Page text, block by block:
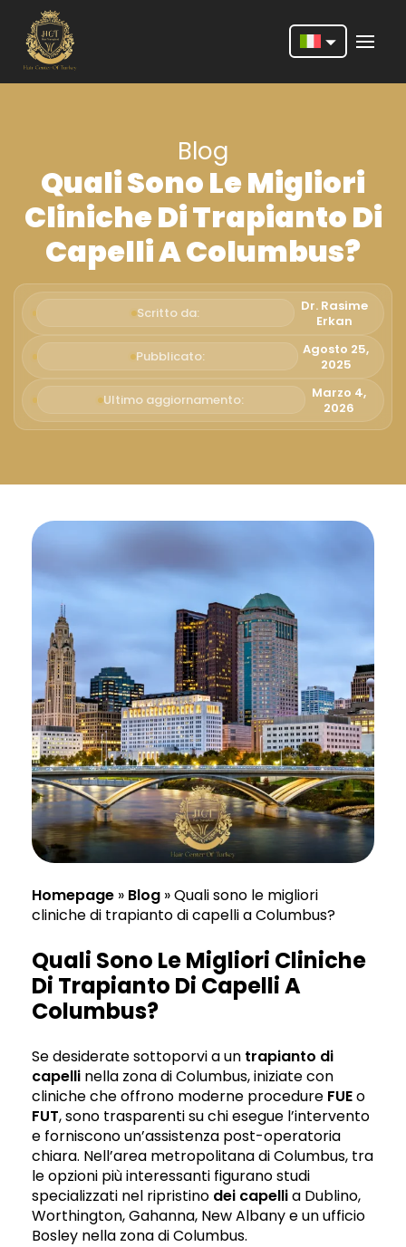
Deutsch
Português
Español
Türkçe
Italiano
Română
Русский
Svenska
Blog
Quali Sono Le Migliori
Cliniche Di Trapianto Di
Capelli A Columbus?
Scritto da:
Dr. Rasime
Erkan
Pubblicato:
Agosto 25,
2025
Ultimo aggiornamento:
Marzo 4,
2026
Homepage » Blog »Quali sono le migliori
cliniche di trapianto di capelli a Columbus?
Quali Sono Le Migliori Cliniche
Di Trapianto Di Capelli A
Columbus?
Se desiderate sottoporvi a un trapianto di
capelli nella zona di Columbus, iniziate con
cliniche che offrono moderne procedure FUEo
FUT, sono trasparenti su chi esegue l’intervento
e forniscono un’assistenza post-operatoria
chiara. Nell’area metropolitana di Columbus, tra
le opzioni più interessanti figurano studi
specializzati nel ripristino dei capellia Dublino,
Worthington, Gahanna, New Albany e un ufficio
Bosley nella zona di Columbus.